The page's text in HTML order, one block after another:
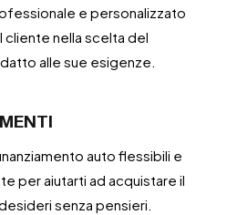
e personalizzato
cliente nella scelta del
alle sue esigenze.
auto flessibili e
per aiutarti ad acquistare il
senza pensieri.